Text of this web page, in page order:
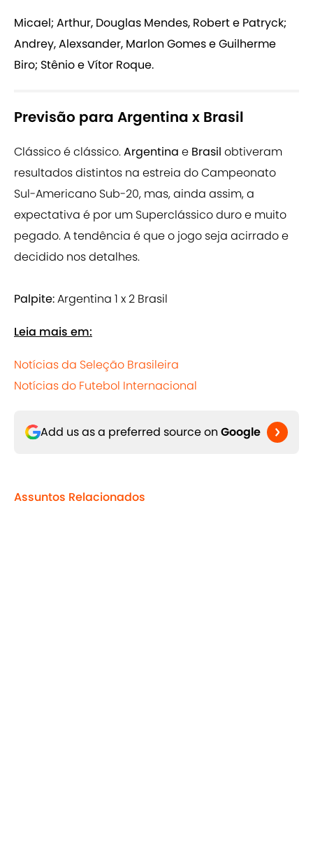
Micael; Arthur, Douglas Mendes, Robert e Patryck;
Andrey, Alexsander, Marlon Gomes e Guilherme
Biro; Stênio e Vítor Roque.
Previsão para Argentina x Brasil
Clássico é clássico.Argentina e Brasil obtiveram
resultados distintos na estreia do Campeonato
Sul-Americano Sub-20, mas, ainda assim, a
expectativa é por um Superclássico duro e muito
pegado. A tendência é que o jogo seja acirrado e
decidido nos detalhes.
Palpite:Argentina 1 x 2 Brasil
Leia mais em:
Notícias da Seleção Brasileira
Notícias do Futebol Internacional
Add us as a preferred source on Google
Assuntos Relacionados